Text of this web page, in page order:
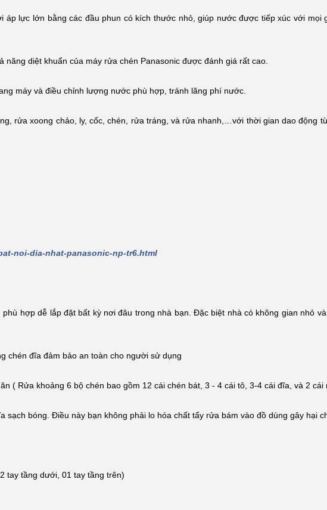
áp lực lớn bằng các đầu phun có kích thước nhỏ, giúp nước được tiếp xúc với mọi
diệt khuẩn của máy rửa chén Panasonic được đánh giá rất cao.
máy và điều chỉnh lượng nước phù hợp, tránh lãng phí nước.
rửa xoong chảo, ly, cốc, chén, rửa tráng, và rửa nhanh,…với thời gian dao động
noi-dia-nhat-panasonic-np-tr6.html
hợp dễ lắp đặt bất kỳ nơi đâu trong nhà bạn. Đặc biệt nhà có không gian nhỏ
chén đĩa đảm bảo an toàn cho người sử dụng
( Rửa khoảng 6 bộ chén bao gồm 12 cái chén bát, 3 - 4 cái tô, 3-4 cái đĩa, và 2 cái
sạch bóng. Điều này bạn không phải lo hóa chất tẩy rửa bám vào đồ dùng gây hại
tay tầng dưới, 01 tay tầng trên)